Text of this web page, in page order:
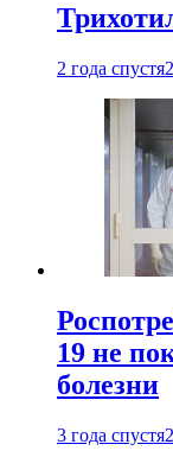
2 года спустя
19 не
болезни
3 года спустя